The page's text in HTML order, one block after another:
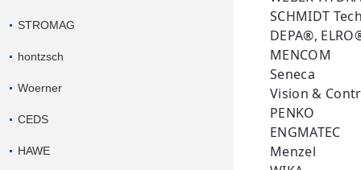
STROMAG
hontzsch
Woerner
CEDS
HAWE
SCHMIDT
DEPA®,
MENCOM
Seneca
Vision &
PENKO
ENGMATEC
Menzel